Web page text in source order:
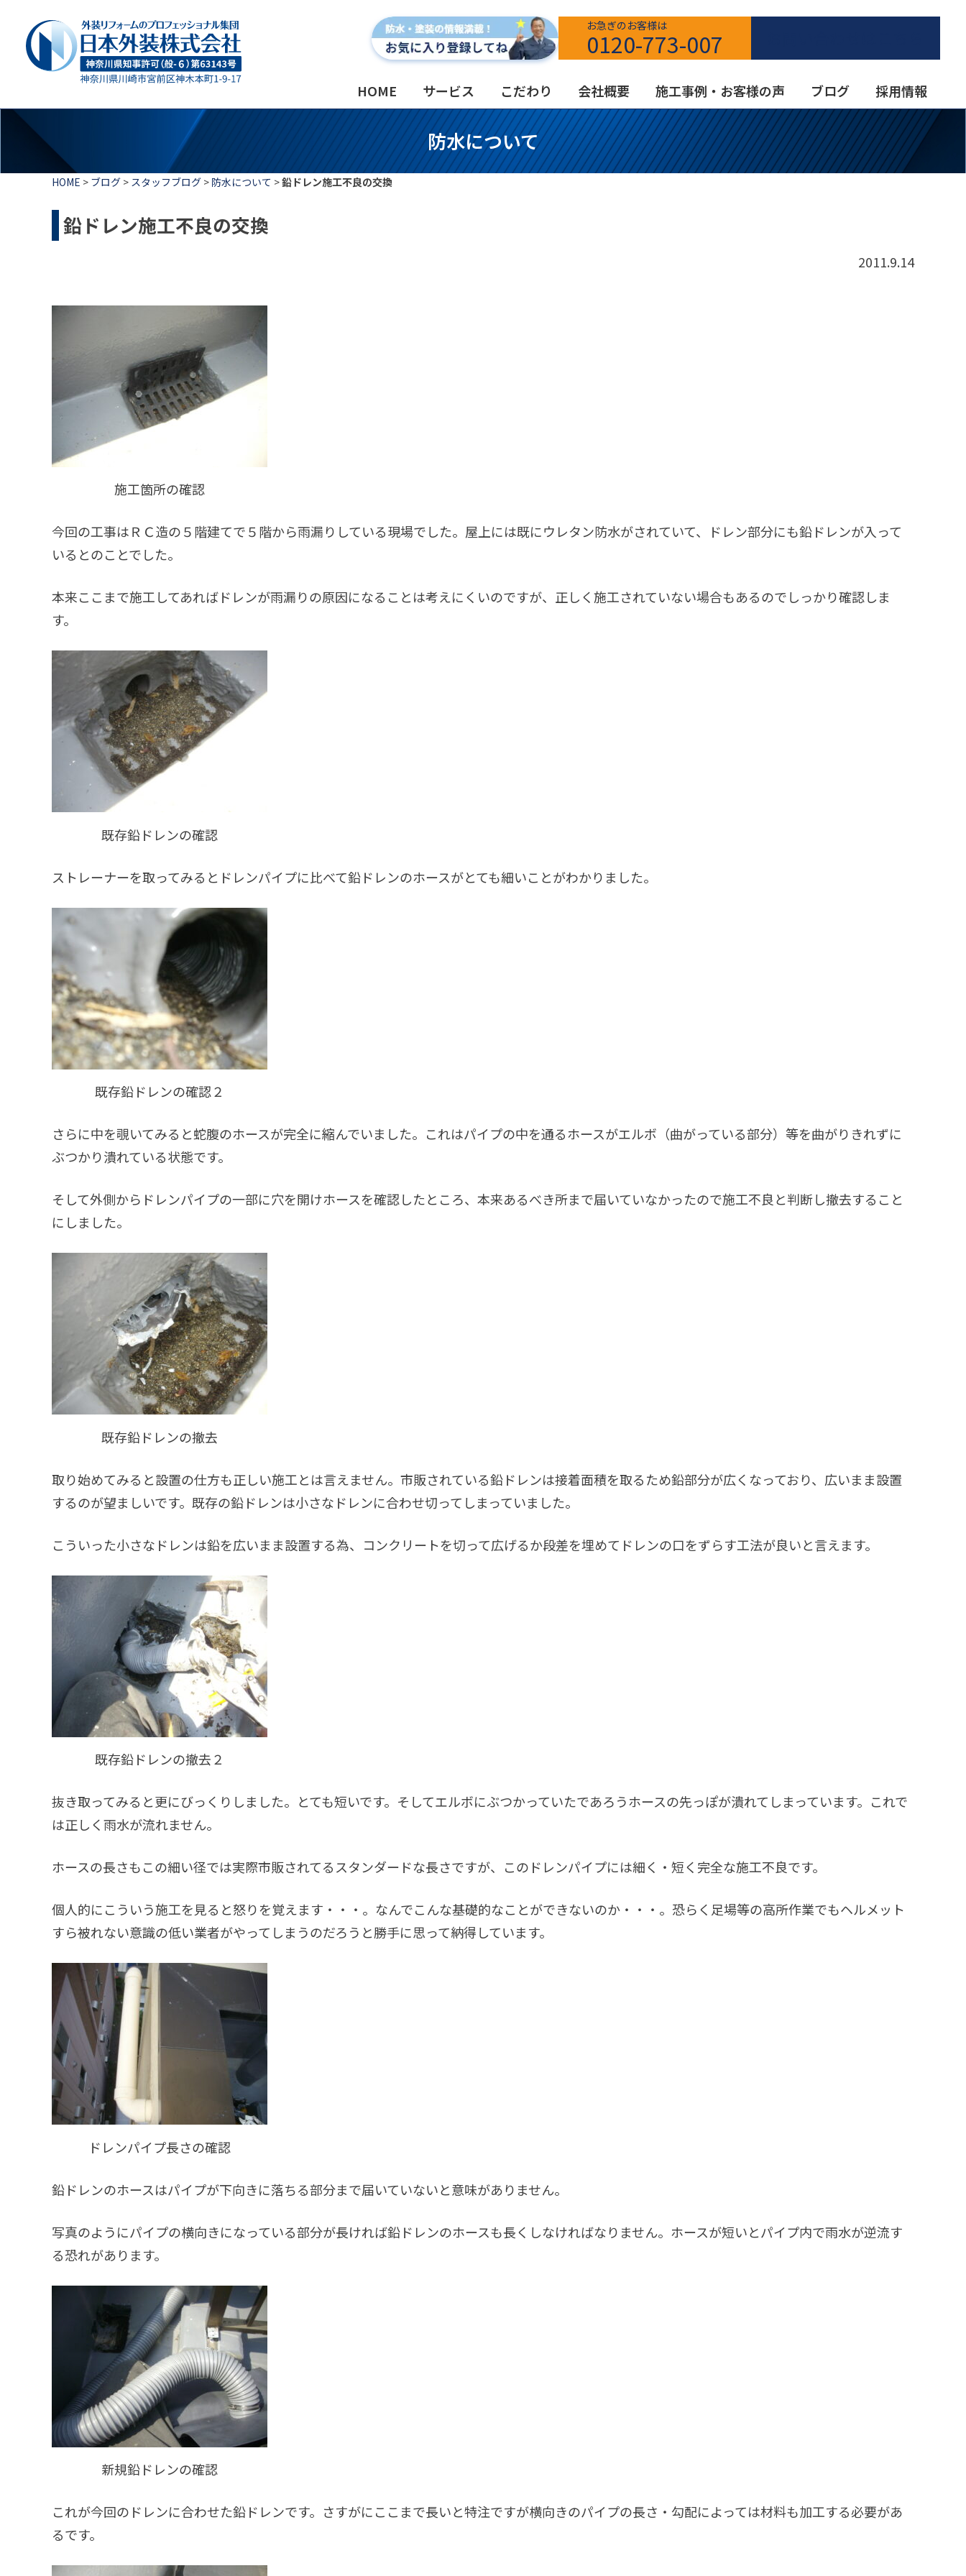
お急ぎのお客様は
0120-773-007
HOME サービス こだわり 会社概要 施工事例・お客様の声 ブログ 採用情報
防水について
HOME > ブログ > スタッフブログ > 防水について >鉛ドレン施工不良の交換
鉛ドレン施工不良の交換
2011.9.14
施工箇所の確認
今回の工事はＲＣ造の５階建てで５階から雨漏りしている現場でした。屋上には既にウレタン防水がされていて、ドレン部分にも鉛ドレンが入って
いるとのことでした。
本来ここまで施工してあればドレンが雨漏りの原因になることは考えにくいのですが、正しく施工されていない場合もあるのでしっかり確認しま
す。
既存鉛ドレンの確認
ストレーナーを取ってみるとドレンパイプに比べて鉛ドレンのホースがとても細いことがわかりました。
既存鉛ドレンの確認２
さらに中を覗いてみると蛇腹のホースが完全に縮んでいました。これはパイプの中を通るホースがエルボ（曲がっている部分）等を曲がりきれずに
ぶつかり潰れている状態です。
そして外側からドレンパイプの一部に穴を開けホースを確認したところ、本来あるべき所まで届いていなかったので施工不良と判断し撤去すること
にしました。
既存鉛ドレンの撤去
取り始めてみると設置の仕方も正しい施工とは言えません。市販されている鉛ドレンは接着面積を取るため鉛部分が広くなっており、広いまま設置
するのが望ましいです。既存の鉛ドレンは小さなドレンに合わせ切ってしまっていました。
こういった小さなドレンは鉛を広いまま設置する為、コンクリートを切って広げるか段差を埋めてドレンの口をずらす工法が良いと言えます。
既存鉛ドレンの撤去２
抜き取ってみると更にびっくりしました。とても短いです。そしてエルボにぶつかっていたであろうホースの先っぽが潰れてしまっています。これで
は正しく雨水が流れません。
ホースの長さもこの細い径では実際市販されてるスタンダードな長さですが、このドレンパイプには細く・短く完全な施工不良です。
個人的にこういう施工を見ると怒りを覚えます・・・。なんでこんな基礎的なことができないのか・・・。恐らく足場等の高所作業でもヘルメット
すら被れない意識の低い業者がやってしまうのだろうと勝手に思って納得しています。
ドレンパイプ長さの確認
鉛ドレンのホースはパイプが下向きに落ちる部分まで届いていないと意味がありません。
写真のようにパイプの横向きになっている部分が長ければ鉛ドレンのホースも長くしなければなりません。ホースが短いとパイプ内で雨水が逆流す
る恐れがあります。
新規鉛ドレンの確認
これが今回のドレンに合わせた鉛ドレンです。さすがにここまで長いと特注ですが横向きのパイプの長さ・勾配によっては材料も加工する必要があ
るです。